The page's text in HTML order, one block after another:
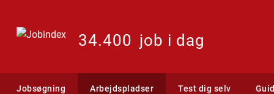
34.400 job i dag
Jobsøgning Arbejdspladser Test dig selv